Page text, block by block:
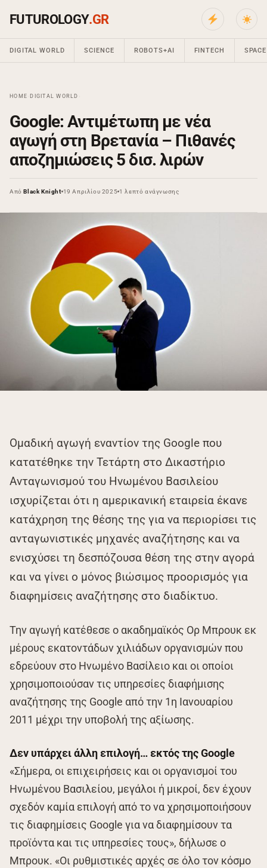
FUTUROLOGY.GR
DIGITAL WORLD SCIENCE ROBOTS+AI FINTECH SPACE
HOME DIGITAL WORLD
Google: Αντιμέτωπη με νέα
αγωγή στη Βρετανία – Πιθανές
αποζημιώσεις 5 δισ. λιρών
ΑπόBlack Knight 19 Απριλίου 2025 1 λεπτό ανάγνωσης
Ομαδική αγωγή εναντίον της Google που
κατατέθηκε την Τετάρτη στο Δικαστήριο
Ανταγωνισμού του Ηνωμένου Βασιλείου
ισχυρίζεται ότι η αμερικανική εταιρεία έκανε
κατάχρηση της θέσης της για να περιορίσει τις
ανταγωνιστικές μηχανές αναζήτησης και να
ενισχύσει τη δεσπόζουσα θέση της στην αγορά
και να γίνει ο μόνος βιώσιμος προορισμός για
διαφημίσεις αναζήτησης στο διαδίκτυο.
Την αγωγή κατέθεσε ο ακαδημαϊκός Ορ Μπρουκ εκ
μέρους εκατοντάδων χιλιάδων οργανισμών που
εδρεύουν στο Ηνωμένο Βασίλειο και οι οποίοι
χρησιμοποιούσαν τις υπηρεσίες διαφήμισης
αναζήτησης της Google από την 1η Ιανουαρίου
2011 μέχρι την υποβολή της αξίωσης.
Δεν υπάρχει άλλη επιλογή… εκτός της Google
«Σήμερα, οι επιχειρήσεις και οι οργανισμοί του
Ηνωμένου Βασιλείου, μεγάλοι ή μικροί, δεν έχουν
σχεδόν καμία επιλογή από το να χρησιμοποιήσουν
τις διαφημίσεις Google για να διαφημίσουν τα
προϊόντα και τις υπηρεσίες τους», δήλωσε ο
Μπρουκ. «Οι ρυθμιστικές αρχές σε όλο τον κόσμο